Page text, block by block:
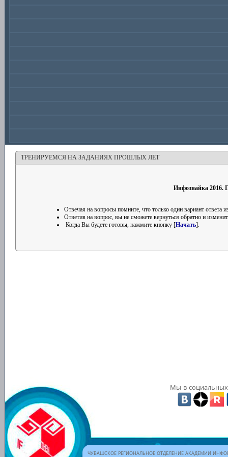
ТРЕНИРУЕМСЯ НА ЗАДАНИЯХ ПРОШЛЫХ ЛЕТ
Инфознайка 2016.
Отвечая на вопросы помните, что только один вариант ответа
Ответив на вопрос, вы не сможете вернуться обратно и
Когда Вы будете готовы, нажмите кнопку [Начать].
Мы в социальных
ЧУВАШСКОЕ РЕГИОНАЛЬНОЕ ОТДЕЛЕНИЕ АКАДЕМИИ